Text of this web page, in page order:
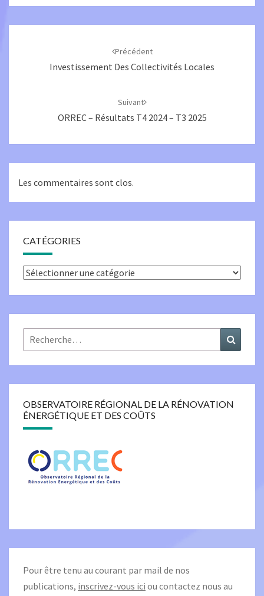
Précédent
Investissement Des Collectivités Locales
Suivant
ORREC – Résultats T4 2024 – T3 2025
Les commentaires sont clos.
CATÉGORIES
Catégories
Rechercher :
OBSERVATOIRE RÉGIONAL DE LA RÉNOVATION
ÉNERGÉTIQUE ET DES COÛTS
Pour être tenu au courant par mail de nos
publications, inscrivez-vous ici ou contactez nous au